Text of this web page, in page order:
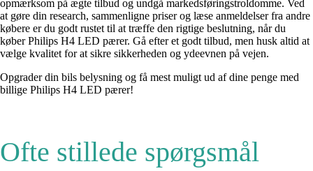
opmærksom på ægte tilbud og undgå markedsføringstroldomme. Ved
at gøre din research, sammenligne priser og læse anmeldelser fra andre
købere er du godt rustet til at træffe den rigtige beslutning, når du
køber Philips H4 LED pærer. Gå efter et godt tilbud, men husk altid at
vælge kvalitet for at sikre sikkerheden og ydeevnen på vejen.
Opgrader din bils belysning og få mest muligt ud af dine penge med
billige Philips H4 LED pærer!
Ofte stillede spørgsmål